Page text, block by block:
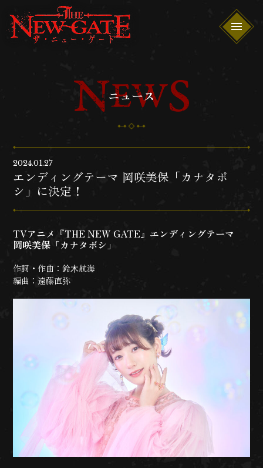
ニュース
2024.01.27
エンディングテーマ 岡咲美保「カナタボ
シ」に決定！
TVアニメ『THE NEW GATE』エンディングテーマ
岡咲美保「カナタボシ」
作詞・作曲：鈴⽊航海
編曲：遠藤直弥